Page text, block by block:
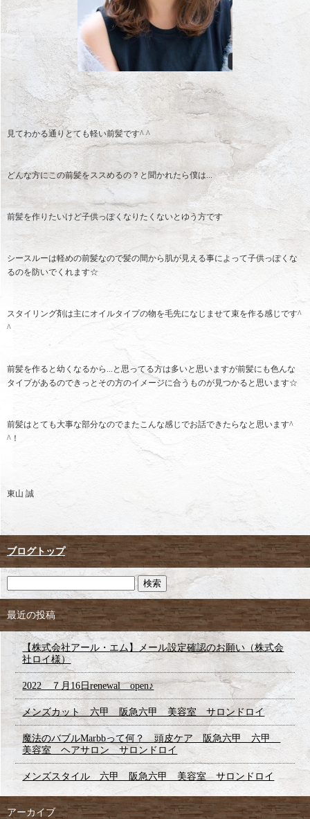
見てわかる通りとても軽い前髪です^ ^
どんな方にこの前髪をススめるの？と聞かれたら僕は...
前髪を作りたいけど子供っぽくなりたくないとゆう方です
シースルーは軽めの前髪なので髪の間から肌が見える事によって子供っぽくな
るのを防いでくれます☆
スタイリング剤は主にオイルタイプの物を毛先になじませて束を作る感じです^
^
前髪を作ると幼くなるから...と思ってる方は多いと思いますが前髪にも色んな
タイプがあるのできっとその方のイメージに合うものが見つかると思います☆
前髪はとても大事な部分なのでまたこんな感じでお話できたらなと思います^
^！
東山 誠
ブログトップ
最近の投稿
【株式会社アール・エム】メール設定確認のお願い（株式会
社ロイ様）
2022 ７月16日renewal open♪
メンズカット 六甲 阪急六甲 美容室 サロンドロイ
魔法のバブルMarbbって何？ 頭皮ケア 阪急六甲 六甲
美容室 ヘアサロン サロンドロイ
メンズスタイル 六甲 阪急六甲 美容室 サロンドロイ
アーカイブ